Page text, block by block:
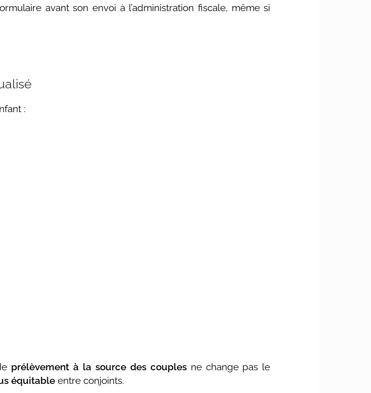
avant son envoi à l’administration fiscale, même si
:
prélèvement à la source des couplesne change pas le
équitable entre conjoints.